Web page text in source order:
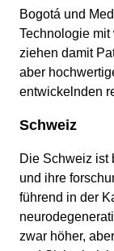
Bogotá und
Technologie
ziehen damit
aber
entwickelnden
Schweiz
Die Schweiz ist
und ihre
führend in der
zwar höher,